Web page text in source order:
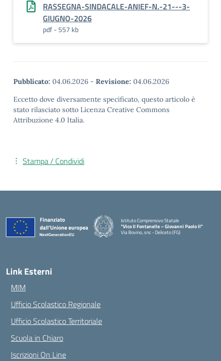
RASSEGNA-SINDACALE-ANIEF-N.-21---3-
GIUGNO-2026
pdf - 557 kb
Pubblicato: 04.06.2026 - Revisione: 04.06.2026
Eccetto dove diversamente specificato, questo articolo è
stato rilasciato sotto Licenza Creative Commons
Attribuzione 4.0 Italia.
Stampa / Condividi
Istituto Comprensivo Statale
"Vico II Fontanelle – Giovanni Paolo II"
Via Bovino, snc - Deliceto (FG)
Link Esterni
MIM
Ufficio Scolastico Regionale
Ufficio Scolastico Territoriale
Scuola in Chiaro
Iscrizioni On Line